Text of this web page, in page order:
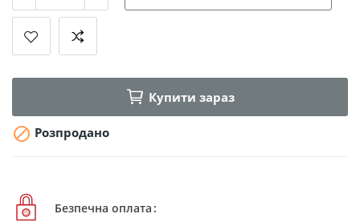
Купити зараз
 Розпродано
Безпечна оплата